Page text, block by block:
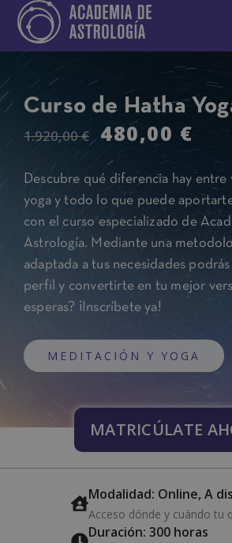
Curso de Hatha
1.920,00€ 480,00€
Descubre qué diferencia hay entre
yoga y todo lo que puede
con el curso especializado de
Astrología. Mediante una
adaptada a tus necesidades
perfil y convertirte en tu mejor
esperas? ¡Inscríbete ya!
MEDITACIÓN Y YOGA
MATRICÚLATE
Modalidad: Online, A
Acceso dónde y cuándo tu
Duración: 300 horas